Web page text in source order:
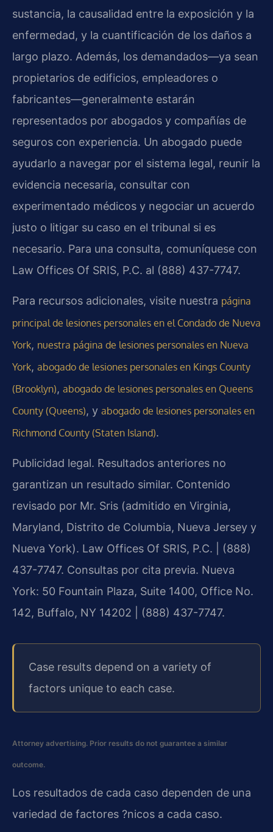
sustancia, la causalidad entre la exposición y la
enfermedad, y la cuantificación de los daños a
largo plazo. Además, los demandados—ya sean
propietarios de edificios, empleadores o
fabricantes—generalmente estarán
representados por abogados y compañías de
seguros con experiencia. Un abogado puede
ayudarlo a navegar por el sistema legal, reunir la
evidencia necesaria, consultar con
experimentado médicos y negociar un acuerdo
justo o litigar su caso en el tribunal si es
necesario. Para una consulta, comuníquese con
Law Offices Of SRIS, P.C. al (888) 437-7747.
Para recursos adicionales, visite nuestra página
principal de lesiones personales en el Condado de Nueva
York, nuestra página de lesiones personales en Nueva
York, abogado de lesiones personales en Kings County
(Brooklyn), abogado de lesiones personales en Queens
County (Queens), y abogado de lesiones personales en
Richmond County (Staten Island).
Publicidad legal. Resultados anteriores no
garantizan un resultado similar. Contenido
revisado por Mr. Sris (admitido en Virginia,
Maryland, Distrito de Columbia, Nueva Jersey y
Nueva York). Law Offices Of SRIS, P.C. | (888)
437-7747. Consultas por cita previa. Nueva
York: 50 Fountain Plaza, Suite 1400, Office No.
142, Buffalo, NY 14202 | (888) 437-7747.
Case results depend on a variety of
factors unique to each case.
Attorney advertising. Prior results do not guarantee a similar
outcome.
Los resultados de cada caso dependen de una
variedad de factores ?nicos a cada caso.